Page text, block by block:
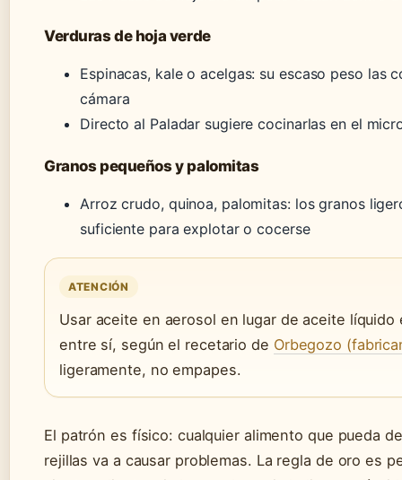
Verduras de hoja verde
Espinacas, kale o acelgas: su escaso peso las
cámara
Directo al Paladar sugiere cocinarlas en el
Granos pequeños y palomitas
Arroz crudo, quinoa, palomitas: los granos
suficiente para explotar o cocerse
ATENCIÓN
Usar aceite en aerosol en lugar de aceite
entre sí, según el recetario de Orbegozo
ligeramente, no empapes.
El patrón es físico: cualquier alimento que pueda
rejillas va a causar problemas. La regla de oro es